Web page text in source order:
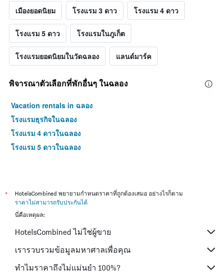
เมืองยอดนิยม โรงแรม 3 ดาว โรงแรม 4 ดาว
โรงแรม 5 ดาว โรงแรมในภูเก็ต
โรงแรมยอดนิยมในวัดฉลอง แลนด์มาร์ค
พิจารณาตัวเลือกที่พักอื่นๆ ในฉลอง
Vacation rentals in ฉลอง
โรงแรมธุรกิจในฉลอง
โรงแรม 4 ดาวในฉลอง
โรงแรม 5 ดาวในฉลอง
*
HotelsCombined พยายามกำหนดราคาที่ถูกต้องเสมอ อย่างไรก็ตาม
ราคาไม่สามารถรับประกันได้
นี่คือเหตุผล:
HotelsCombined ไม่ใช่ผู้ขาย
เรารวบรวมข้อมูลมหาศาลเพื่อคุณ
ทำไมราคาถึงไม่แม่นยำ 100%?